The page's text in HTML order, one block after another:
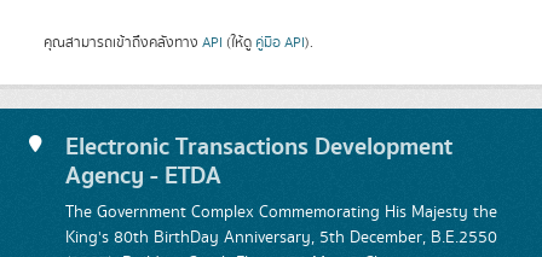
คุณสามารถเข้าถึงคลังทาง API (ให้ดู คู่มือ API).
Electronic Transactions Development
Agency - ETDA
The Government Complex Commemorating His Majesty the
King's 80th BirthDay Anniversary, 5th December, B.E.2550